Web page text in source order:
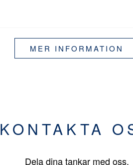
MER INFORMATION
KONTAKTA
Dela dina tankar med oss.